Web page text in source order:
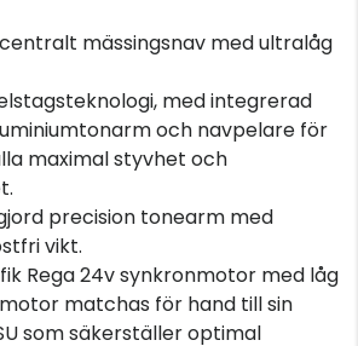
mässingsnav med ultralåg
med integrerad
och navpelare för
maximal styvhet och
precision tonearm med
vikt.
Rega 24v synkronmotor med låg
matchas för hand till sin
som säkerställer optimal